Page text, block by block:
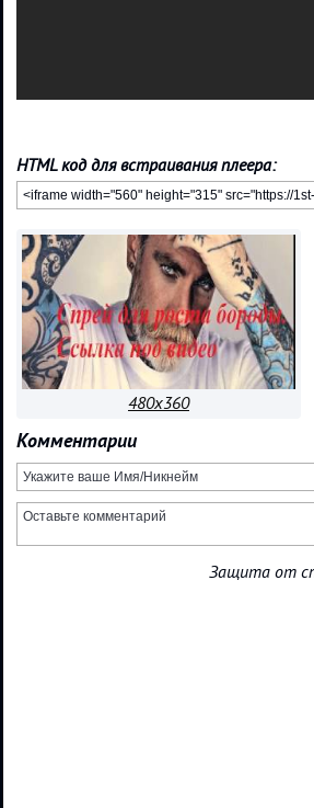
HTML код для встраивания плеера:
480x360
Комментарии
Защита от